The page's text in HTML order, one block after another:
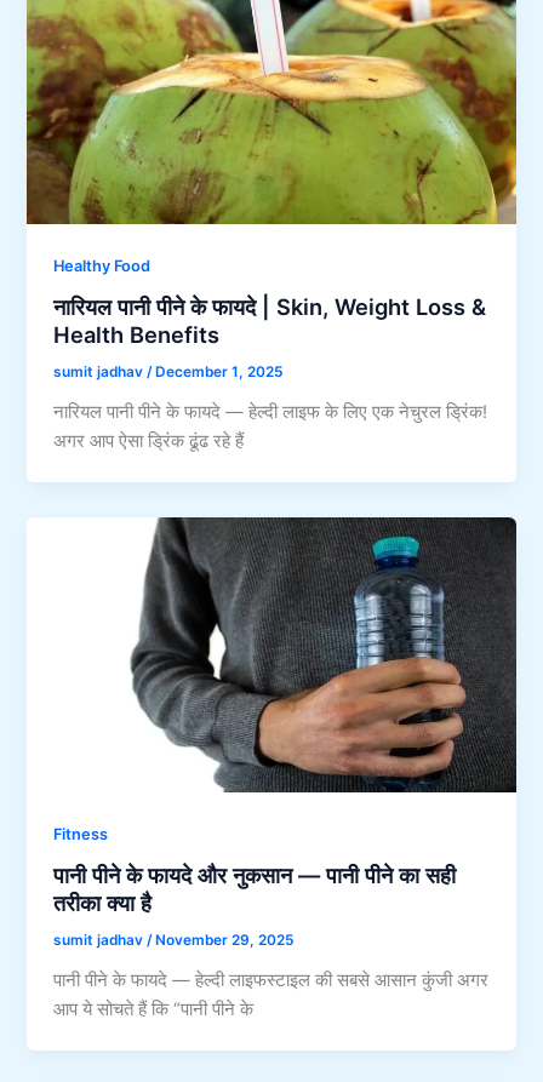
Healthy Food
नारियल पानी पीने के फायदे | Skin, Weight Loss &
Health Benefits
sumit jadhav/ December 1, 2025
नारियल पानी पीने के फायदे — हेल्दी लाइफ के लिए एक नेचुरल ड्रिंक!
अगर आप ऐसा ड्रिंक ढूंढ रहे हैं
Fitness
पानी पीने के फायदे और नुकसान — पानी पीने का सही
तरीका क्या है
sumit jadhav/ November 29, 2025
पानी पीने के फायदे — हेल्दी लाइफस्टाइल की सबसे आसान कुंजी अगर
आप ये सोचते हैं कि “पानी पीने के